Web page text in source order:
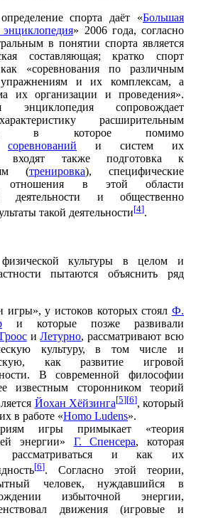
спорта даёт «Большая
» 2006 года, согласно
в понятии спорта является
составляющая; кратко спорт
«соревнования по различным
и их комплексам, а
их организации и проведения».
энциклопедия сопровождает
расширительным
в которое помимо
соревнований
и систем их
входят также подготовка к
(тренировка), специфические
отношения в этой области
деятельности и общественно
такой деятельности[4].
физической культуры в целом и
пытаются объяснить ряд
игры», у истоков которых стоял Ф.
и которые позже развивали
Гроос и Летурно, рассматривают всю
культуру, в том числе и
как развитие игровой
В современной философии
известным сторонником теорий
Йохан Хёйзинга[5][6], который
в работе «Homo Ludens».
игры примыкает «теория
энергии»
Г. Спенсера, которая
рассматриваться и как их
[6]. Согласно этой теории,
человек, нуждавшийся в
избыточной энергии,
движения (игровые и